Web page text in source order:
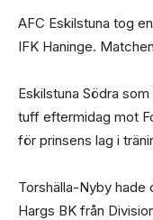
AFC Eskilstuna tog
IFK Haninge.
Eskilstuna Södra
tuff eftermidag mot
för prinsens lag i
Torshälla-Nyby
Hargs BK från